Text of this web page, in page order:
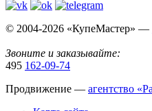
© 2004-2026 «КупеМастер» —
Звоните и заказывайте:
495 162-09-74
Продвижение — агентство